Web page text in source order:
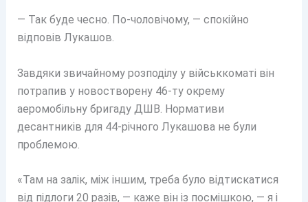
— Так буде чесно. По-чоловічому, — спокійно
відповів Лукашов.
Завдяки звичайному розподілу у військкоматі він
потрапив у новостворену 46-ту окрему
аеромобільну бригаду ДШВ. Нормативи
десантників для 44-річного Лукашова не були
проблемою.
«Там на залік, між іншим, треба було відтискатися
від підлоги 20 разів, — каже він із посмішкою, — я і